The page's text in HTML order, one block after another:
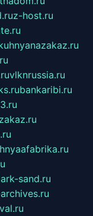
z-host.ru
vlknrussia.ru
bankaribi.ru
sand.ru